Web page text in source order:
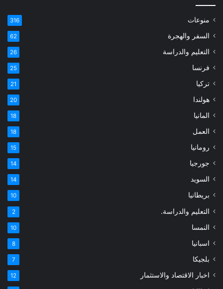
منوعات 316
السفر والهجرة 62
التعليم والدراسة 26
فرنسا 25
تركيا 21
هولندا 20
المانيا 18
العمل 18
رومانيا 15
جورجيا 14
السويد 14
بريطانيا 10
التعليم والدراسة. 2
النمسا 10
اسبانيا 8
بلجيكا 7
اخبار الاقتصاد والاستثمار 12